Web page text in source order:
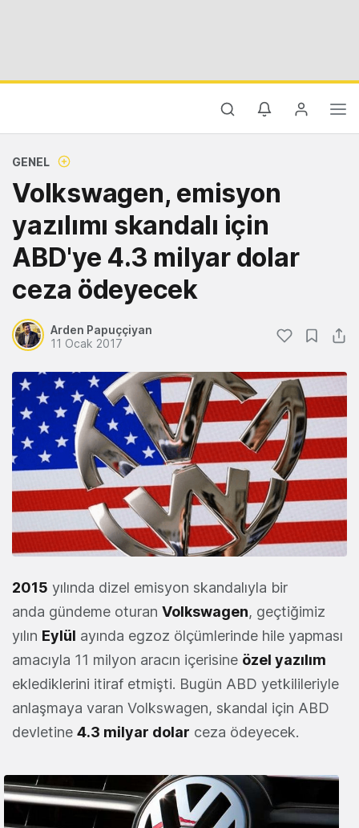
GENEL
Volkswagen, emisyon
yazılımı skandalı için
ABD'ye 4.3 milyar dolar
ceza ödeyecek
Arden Papuççiyan
11 Ocak 2017
2015 yılında dizel emisyon skandalıyla bir
anda gündeme oturan Volkswagen, geçtiğimiz
yılın Eylül ayında egzoz ölçümlerinde hile yapması
amacıyla 11 milyon aracın içerisine özel yazılım
eklediklerini itiraf etmişti. Bugün ABD yetkilileriyle
anlaşmaya varan Volkswagen, skandal için ABD
devletine 4.3 milyar dolar ceza ödeyecek.